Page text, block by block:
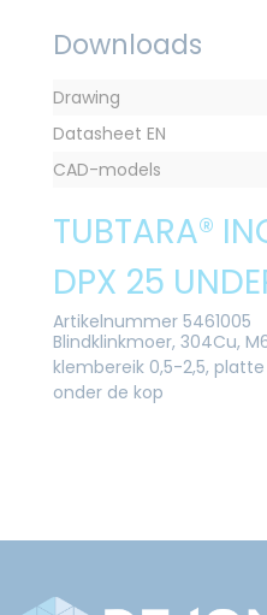
Downloads
Drawing
Datasheet EN
CAD-models
TUBTARA®
DPX 25
Artikelnummer 5461005
Blindklinkmoer, 304Cu,
klembereik 0,5-2,5,
onder de kop